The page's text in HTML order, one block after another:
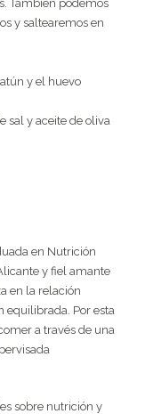
También podemos
y saltearemos en
y el huevo
sal y aceite de oliva
en Nutrición
y fiel amante
en la relación
equilibrada. Por esta
a través de una
sobre nutrición y